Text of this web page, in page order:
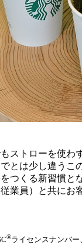
ストローを使わ
とは少し違うこ
つくる新習慣と
業員）と共にお
®ライセンスナンバー